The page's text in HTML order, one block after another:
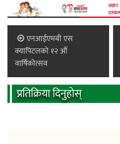
एनआईएमबी एस
क्यापिटलको १२ औं
वार्षिकोत्सव
प्रतिक्रिया दिनुहोस्